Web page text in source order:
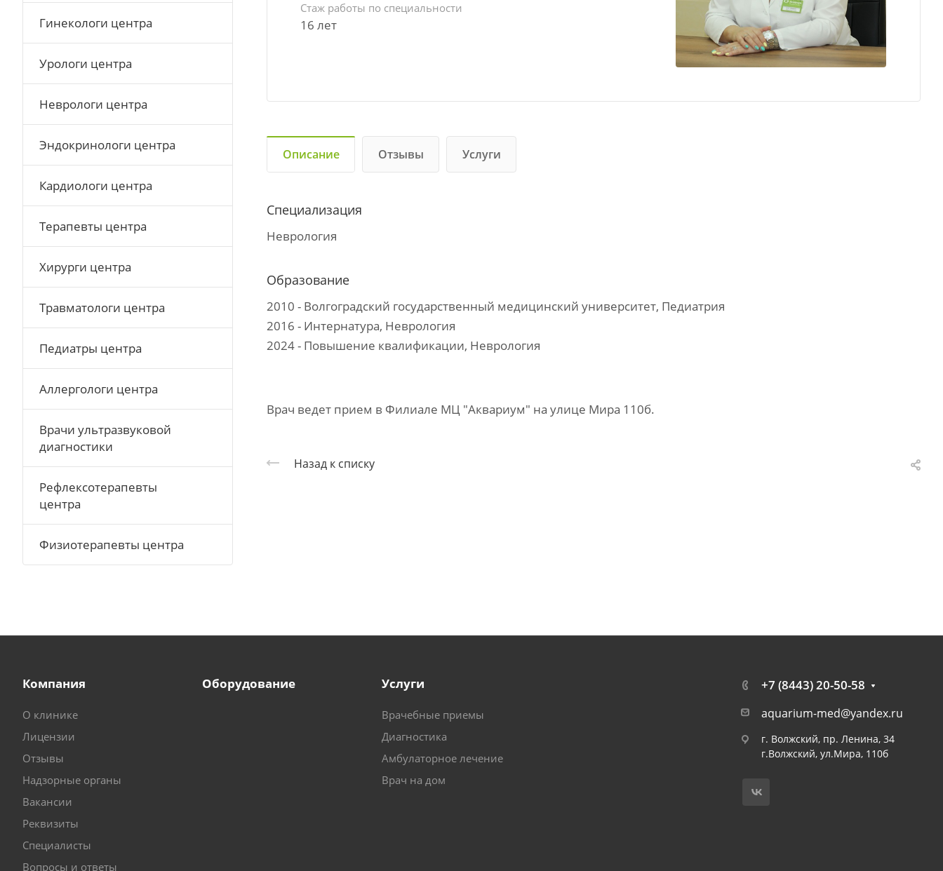
Стаж работы по специальности
16 лет
Описание Отзывы Услуги
Специализация
Неврология
Образование
2010 - Волгоградский государственный медицинский университет, Педиатрия
2016 - Интернатура, Неврология
2024 - Повышение квалификации, Неврология
Врач ведет прием в Филиале МЦ "Аквариум" на улице Мира 110б.
Назад к списку
Гинекологи центра
Урологи центра
Неврологи центра
Эндокринологи центра
Кардиологи центра
Терапевты центра
Хирурги центра
Травматологи центра
Педиатры центра
Аллергологи центра
Врачи ультразвуковой
диагностики
Рефлексотерапевты
центра
Физиотерапевты центра
Компания
О клинике
Лицензии
Отзывы
Надзорные органы
Вакансии
Реквизиты
Специалисты
Вопросы и ответы
Оборудование Услуги
Врачебные приемы
Диагностика
Амбулаторное лечение
Врач на дом
+7 (8443) 20-50-58
aquarium-med@yandex.ru
г. Волжский, пр. Ленина, 34
г.Волжский, ул.Мира, 110б